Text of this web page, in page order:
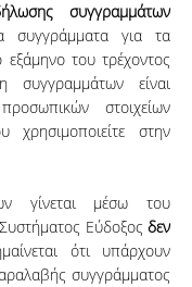
συγγραμμάτων
συγγράμματα για τα
του τρέχοντος
συγγραμμάτων είναι
στοιχείων
στην
γίνεται μέσω του
Εύδοξος δεν
ότι υπάρχουν
συγγράμματος